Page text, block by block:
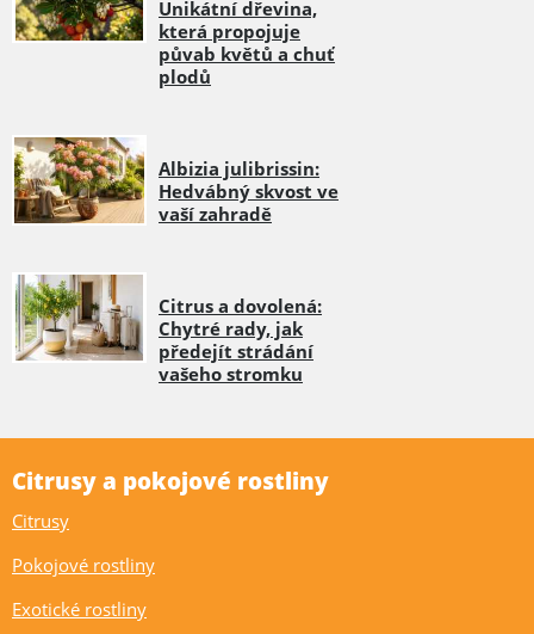
Unikátní dřevina,
která propojuje
půvab květů a chuť
plodů
Albizia julibrissin:
Hedvábný skvost ve
vaší zahradě
Citrus a dovolená:
Chytré rady, jak
předejít strádání
vašeho stromku
Citrusy a pokojové rostliny
Citrusy
Pokojové rostliny
Exotické rostliny